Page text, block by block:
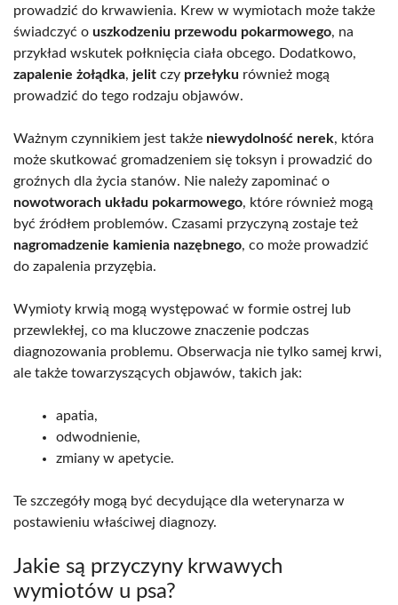
prowadzić do krwawienia. Krew w wymiotach może także
świadczyć o uszkodzeniu przewodu pokarmowego, na
przykład wskutek połknięcia ciała obcego. Dodatkowo,
zapalenie żołądka, jelit czy przełyku również mogą
prowadzić do tego rodzaju objawów.
Ważnym czynnikiem jest także niewydolność nerek, która
może skutkować gromadzeniem się toksyn i prowadzić do
groźnych dla życia stanów. Nie należy zapominać o
nowotworach układu pokarmowego, które również mogą
być źródłem problemów. Czasami przyczyną zostaje też
nagromadzenie kamienia nazębnego, co może prowadzić
do zapalenia przyzębia.
Wymioty krwią mogą występować w formie ostrej lub
przewlekłej, co ma kluczowe znaczenie podczas
diagnozowania problemu. Obserwacja nie tylko samej krwi,
ale także towarzyszących objawów, takich jak:
apatia,
odwodnienie,
zmiany w apetycie.
Te szczegóły mogą być decydujące dla weterynarza w
postawieniu właściwej diagnozy.
Jakie są przyczyny krwawych
wymiotów u psa?